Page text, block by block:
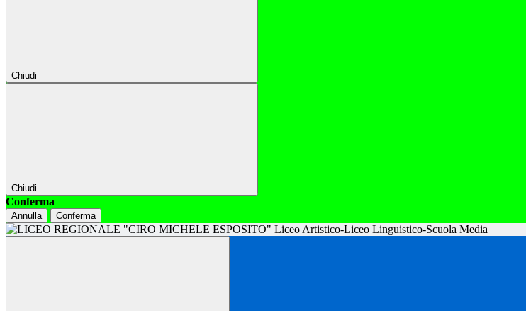
Chiudi
Chiudi
Conferma
Annulla Conferma